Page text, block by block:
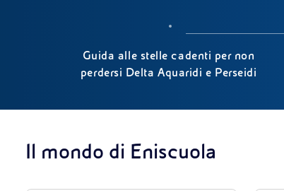
Guida alle stelle cadenti per non
perdersi Delta Aquaridi e Perseidi
Il mondo di Eniscuola